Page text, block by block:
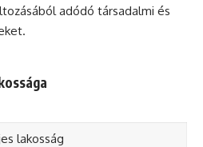
adódó társadalmi és
lakosság